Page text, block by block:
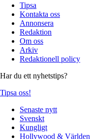
Tipsa
Kontakta oss
Annonsera
Redaktion
Om oss
Arkiv
Redaktionell policy
Har du ett nyhetstips?
Tipsa oss!
Senaste nytt
Svenskt
Kungligt
Hollywood & Världen